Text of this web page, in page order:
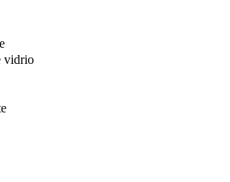
vidrio